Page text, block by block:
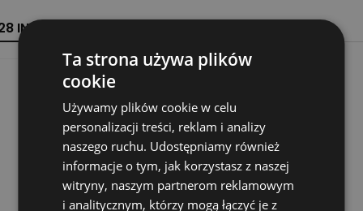
INNYCH PRODUKTÓW W TEJ SAMEJ KATEGORII:
Ta strona używa plików
cookie
Używamy plików cookie w celu
personalizacji treści, reklam i analizy
naszego ruchu. Udostępniamy również
informacje o tym, jak korzystasz z naszej
witryny, naszym partnerom reklamowym
i analitycznym, którzy mogą łączyć je z